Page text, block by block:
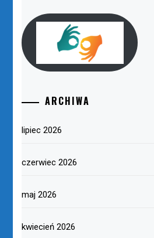
ARCHIWA
lipiec 2026
czerwiec 2026
maj 2026
kwiecień 2026